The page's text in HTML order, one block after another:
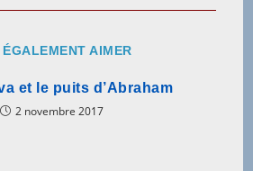
AIMER
et le puits d’Abraham
2 novembre 2017